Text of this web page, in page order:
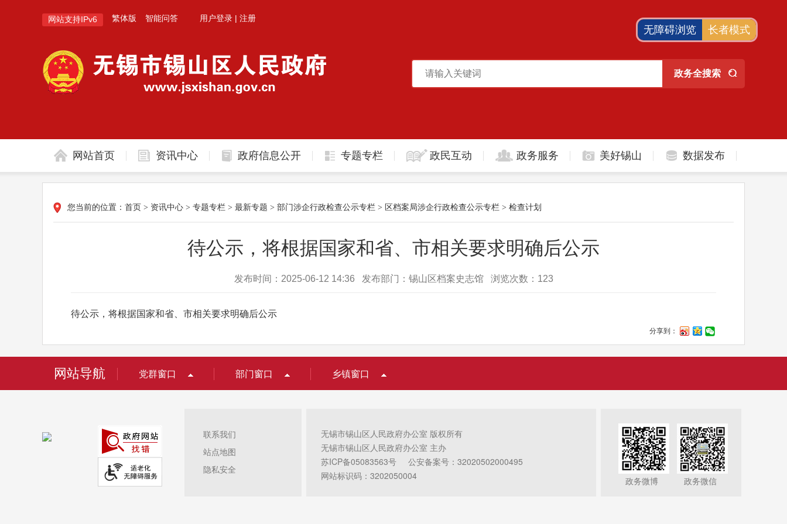
网站支持IPv6 繁体版 智能问答 用户登录 | 注册
网站首页 资讯中心 政府信息公开 专题专栏 政民互动 政务服务 美好锡山 数据发布
您当前的位置： 首页 > 资讯中心 > 专题专栏 > 最新专题 > 部门涉企行政检查公示专栏 > 区档案局涉企行政检查公示专栏 > 检查计划
待公示，将根据国家和省、市相关要求明确后公示
发布时间：2025-06-12 14:36 发布部门：锡山区档案史志馆 浏览次数： 123
待公示，将根据国家和省、市相关要求明确后公示
分享到：
网站导航 党群窗口 部门窗口 乡镇窗口
联系我们
站点地图
隐私安全
无锡市锡山区人民政府办公室 版权所有
无锡市锡山区人民政府办公室 主办
苏ICP备05083563号
公安备案号：32020502000495
网站标识码：3202050004
政务微博 政务微信
无障碍浏览 长者模式